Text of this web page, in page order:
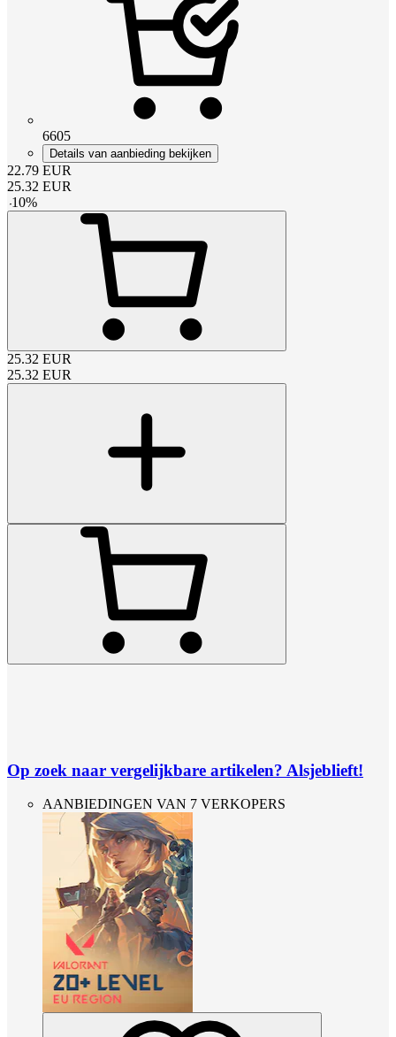
6605
Details van aanbieding bekijken
22.79 EUR
25.32 EUR
-10%
25.32 EUR
25.32 EUR
Op zoek naar vergelijkbare artikelen? Alsjeblieft!
AANBIEDINGEN VAN 7 VERKOPERS